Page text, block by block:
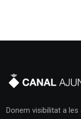
Donem visibilitat a